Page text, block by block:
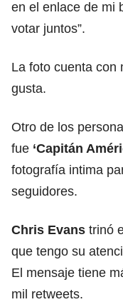
en el enlace de mi
votar juntos”.
La foto cuenta con
gusta.
Otro de los
fue ‘Capitán
fotografía intima
seguidores.
Chris Evans trinó
que tengo su
El mensaje tiene
mil retweets.